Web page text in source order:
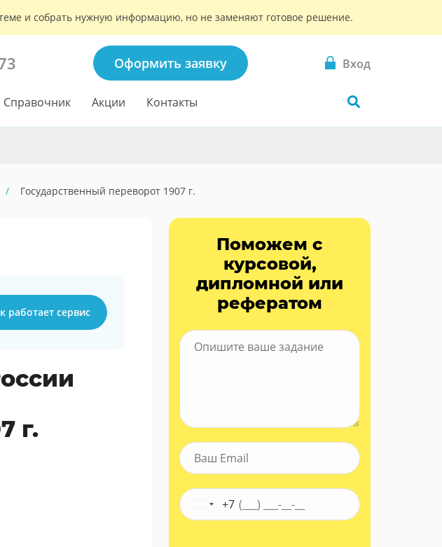
и собрать нужную информацию, но не заменяют готовое решение.
Оформить заявку Вход
Справочник Акции Контакты
Государственный переворот 1907 г.
работает сервис
г.
Поможем с
курсовой,
дипломной или
рефератом
+7